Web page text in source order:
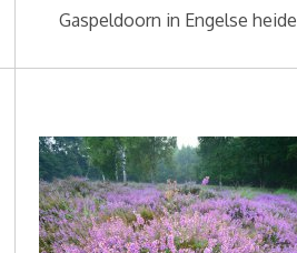
Gaspeldoorn in Engelse heide